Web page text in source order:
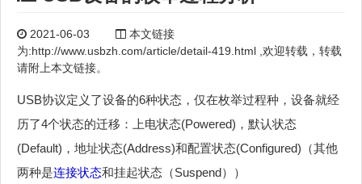
2021-06-03
本文链接
为:http://www.usbzh.com/article/detail-419.html ,欢迎转载，转载
请附上本文链接。
USB协议定义了设备的6种状态，仅在枚举过程种，设备就经
历了4个状态的迁移：上电状态(Powered)，默认状态
(Default)，地址状态(Address)和配置状态(Configured)（其他
两种是连接状态和挂起状态（Suspend））